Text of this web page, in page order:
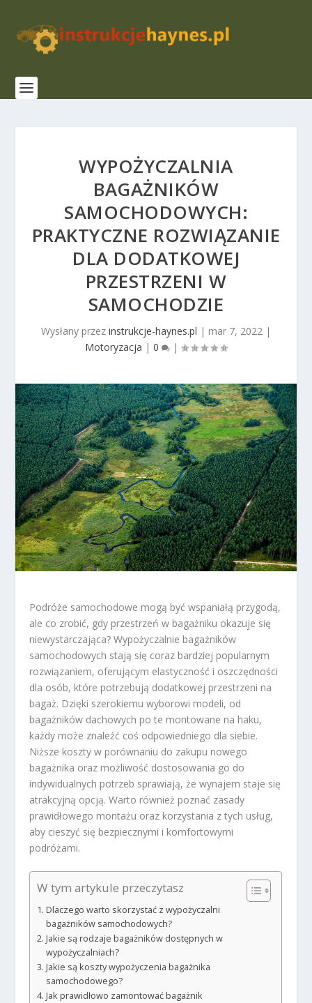
WYPOŻYCZALNIA
BAGAŻNIKÓW
SAMOCHODOWYCH:
PRAKTYCZNE ROZWIĄZANIE
DLA DODATKOWEJ
PRZESTRZENI W
SAMOCHODZIE
Wysłany przez instrukcje-haynes.pl | mar 7, 2022 |
Motoryzacja | 0 |
Podróże samochodowe mogą być wspaniałą przygodą,
ale co zrobić, gdy przestrzeń w bagażniku okazuje się
niewystarczająca? Wypożyczalnie bagażników
samochodowych stają się coraz bardziej popularnym
rozwiązaniem, oferującym elastyczność i oszczędności
dla osób, które potrzebują dodatkowej przestrzeni na
bagaż. Dzięki szerokiemu wyborowi modeli, od
bagażników dachowych po te montowane na haku,
każdy może znaleźć coś odpowiedniego dla siebie.
Niższe koszty w porównaniu do zakupu nowego
bagażnika oraz możliwość dostosowania go do
indywidualnych potrzeb sprawiają, że wynajem staje się
atrakcyjną opcją. Warto również poznać zasady
prawidłowego montażu oraz korzystania z tych usług,
aby cieszyć się bezpiecznymi i komfortowymi
podróżami.
W tym artykule przeczytasz
Dlaczego warto skorzystać z wypożyczalni
bagażników samochodowych?
Jakie są rodzaje bagażników dostępnych w
wypożyczalniach?
Jakie są koszty wypożyczenia bagażnika
samochodowego?
Jak prawidłowo zamontować bagażnik